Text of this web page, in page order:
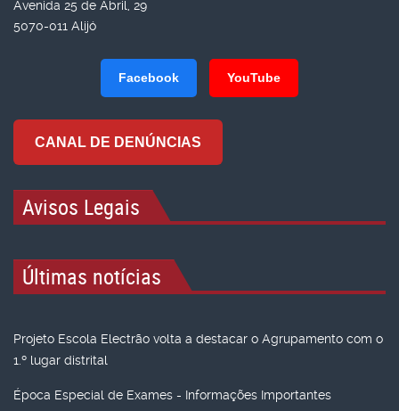
Avenida 25 de Abril, 29
5070-011 Alijó
Facebook YouTube
CANAL DE DENÚNCIAS
Avisos Legais
Últimas notícias
Projeto Escola Electrão volta a destacar o Agrupamento com o
1.º lugar distrital
Época Especial de Exames - Informações Importantes